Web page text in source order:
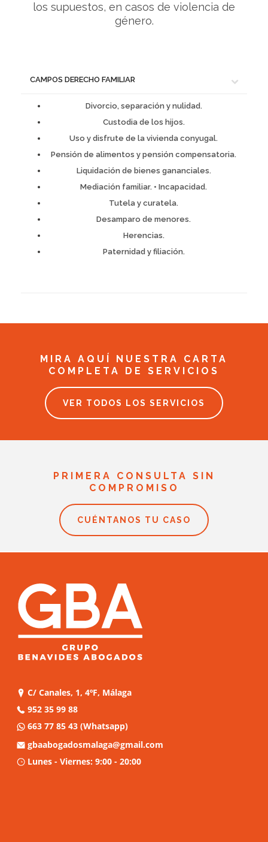
los supuestos, en casos de violencia de
género.
CAMPOS DERECHO FAMILIAR
Divorcio, separación y nulidad.
Custodia de los hijos.
Uso y disfrute de la vivienda conyugal.
Pensión de alimentos y pensión compensatoria.
Liquidación de bienes gananciales.
Mediación familiar. • Incapacidad.
Tutela y curatela.
Desamparo de menores.
Herencias.
Paternidad y filiación.
MIRA AQUÍ NUESTRA CARTA
COMPLETA DE SERVICIOS
VER TODOS LOS SERVICIOS
PRIMERA CONSULTA SIN
COMPROMISO
CUÉNTANOS TU CASO
C/ Canales, 1, 4ºF, Málaga
952 35 99 88
663 77 85 43 (Whatsapp)
gbaabogadosmalaga@gmail.com
Lunes - Viernes: 9:00 - 20:00